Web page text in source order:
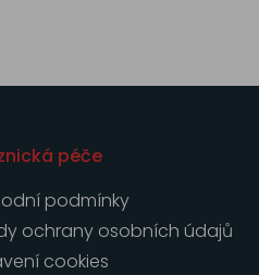
péče
podmínky
ochrany osobních údajů
cookies